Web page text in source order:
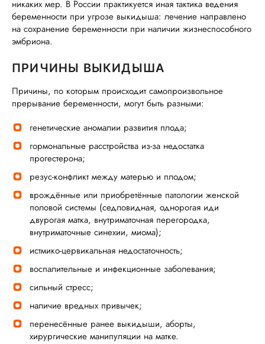
никаких мер. В России практикуется иная тактика ведения
беременности при угрозе выкидыша: лечение направлено
на сохранение беременности при наличии жизнеспособного
эмбриона.
ПРИЧИНЫ ВЫКИДЫША
Причины, по которым происходит самопроизвольное
прерывание беременности, могут быть разными:
генетические аномалии развития плода;
гормональные расстройства из-за недостатка
прогестерона;
резус-конфликт между матерью и плодом;
врождённые или приобретённые патологии женской
половой системы (седловидная, однорогая иди
двурогая матка, внутриматочная перегородка,
внутриматочные синехии, миома);
истмико-цервикальная недостаточность;
воспалительные и инфекционные заболевания;
сильный стресс;
наличие вредных привычек;
перенесённые ранее выкидыши, аборты,
хирургические манипуляции на матке.